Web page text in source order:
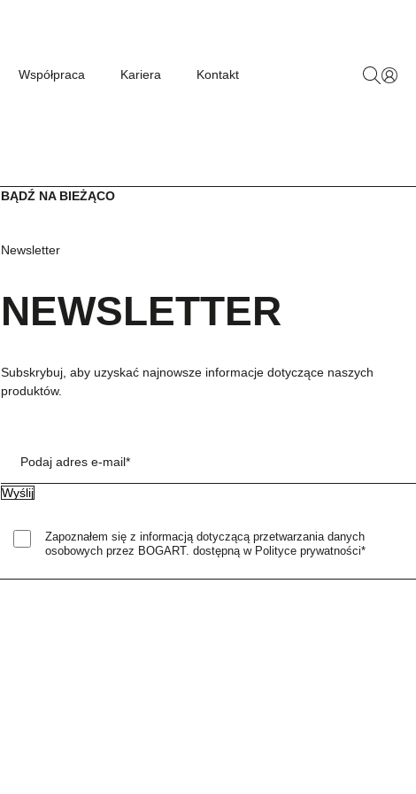
Współpraca Kariera Kontakt
BĄDŹ NA BIEŻĄCO
Newsletter
NEWSLETTER
Subskrybuj, aby uzyskać najnowsze informacje dotyczące naszych
produktów.
Podaj adres e-mail*
Zapoznałem się z informacją dotyczącą przetwarzania danych
osobowych przez BOGART. dostępną w Polityce prywatności*